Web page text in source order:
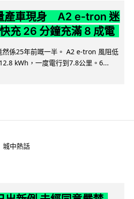
產車現身 A2 e-tron 迷
充 26 分鐘充滿 8 成電
係25年前嘅一半。 A2 e-tron 風阻低
kWh，一度電行到7.8公里。6...
城中熱話